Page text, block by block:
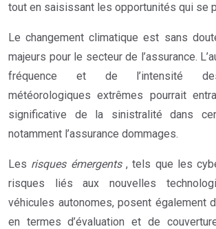
tout en saisissant les opportunités qui se
Le changement climatique est sans
majeurs pour le secteur de l’assurance.
fréquence et de l’intensité
météorologiques extrêmes pourrait
significative de la sinistralité dans
notamment l’assurance dommages.
Les risques émergents, tels que les
risques liés aux nouvelles
véhicules autonomes, posent également
en termes d’évaluation et de